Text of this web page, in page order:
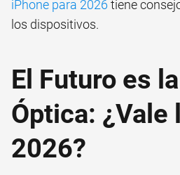
iPhone para 2026 tiene
los dispositivos.
El Futuro es
Óptica: ¿Vale
2026?